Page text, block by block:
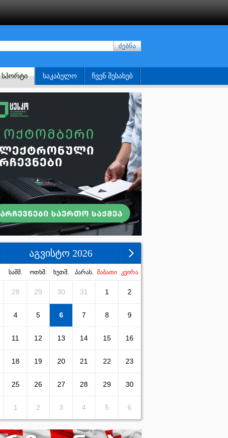
ძებნა
ᲡᲞᲝᲠᲢᲘ ᲡᲐᲙᲐᲑᲔᲚᲝ ᲩᲕᲔᲜ ᲨᲔᲡᲐᲮᲔᲑ
აგვისტო 2026
სამშ. ოთხშ. ხუთშ. პარას. შაბათი კვირა
28 29 30 31 1 2
4 5 6 7 8 9
11 12 13 14 15 16
18 19 20 21 22 23
25 26 27 28 29 30
1 2 3 4 5 6